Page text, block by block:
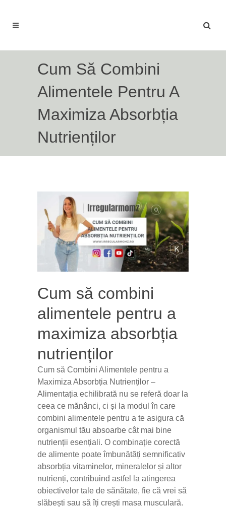
Cum Să Combini
Alimentele Pentru A
Maximiza Absorbția
Nutrienților
Cum să combini
alimentele pentru a
maximiza absorbția
nutrienților
Cum să Combini Alimentele pentru a
Maximiza Absorbția Nutrienților –
Alimentația echilibrată nu se referă doar la
ceea ce mănânci, ci și la modul în care
combini alimentele pentru a te asigura că
organismul tău absoarbe cât mai bine
nutrienții esențiali. O combinație corectă
de alimente poate îmbunătăți semnificativ
absorbția vitaminelor, mineralelor și altor
nutrienți, contribuind astfel la atingerea
obiectivelor tale de sănătate, fie că vrei să
slăbești sau să îți crești masa musculară.